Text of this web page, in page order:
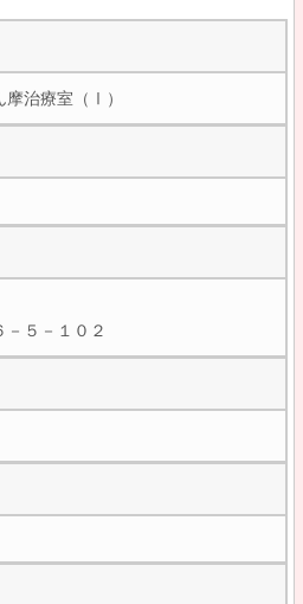
摩治療室（Ⅰ）
－５－１０２